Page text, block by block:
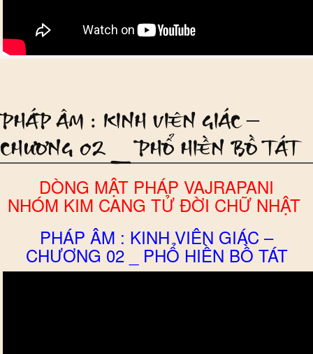
PHÁP ÂM : KINH VIÊN GIÁC –
CHƯƠNG 02 _ PHỔ HIỀN BỒ TÁT
DÒNG MẬT PHÁP VAJRAPANI
NHÓM KIM CANG TỬ ĐỜI CHỮ NHẬT
PHÁP ÂM : KINH VIÊN GIÁC –
CHƯƠNG 02 _ PHỔ HIỀN BỒ TÁT